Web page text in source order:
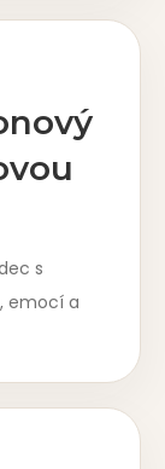
s
emocí a